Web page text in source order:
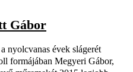
Gábor
nyolcvanas évek slágerét
formájában Megyeri Gábor,